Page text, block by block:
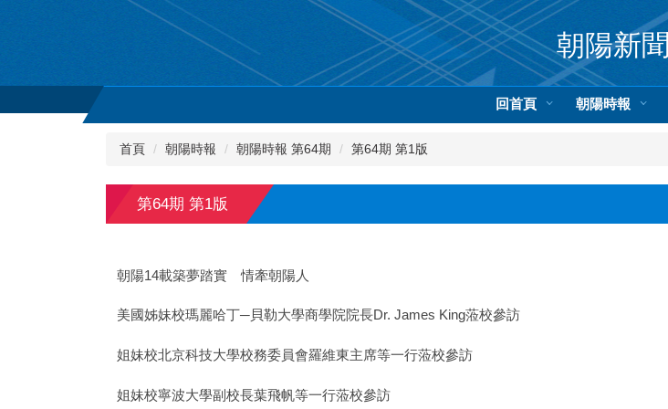
朝陽新聞
回首頁 朝陽時報
首頁 朝陽時報 朝陽時報 第64期 第64期 第1版
第64期 第1版
朝陽14載築夢踏實 情牽朝陽人
美國姊妹校瑪麗哈丁─貝勒大學商學院院長Dr. James King蒞校參訪
姐妹校北京科技大學校務委員會羅維東主席等一行蒞校參訪
姐妹校寧波大學副校長葉飛帆等一行蒞校參訪